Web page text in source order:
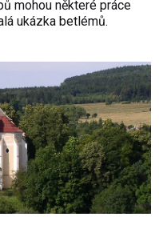
mohou některé práce
ukázka betlémů.